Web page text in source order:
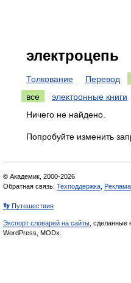
электроцепь
Толкование Перевод
все
электронные книги
Ничего не найдено.
Попробуйте изменить
© Академик, 2000-2026
Обратная связь: Техподдержка
👣 Путешествия
Экспорт словарей на сайты , сделанные
WordPress, MODx.